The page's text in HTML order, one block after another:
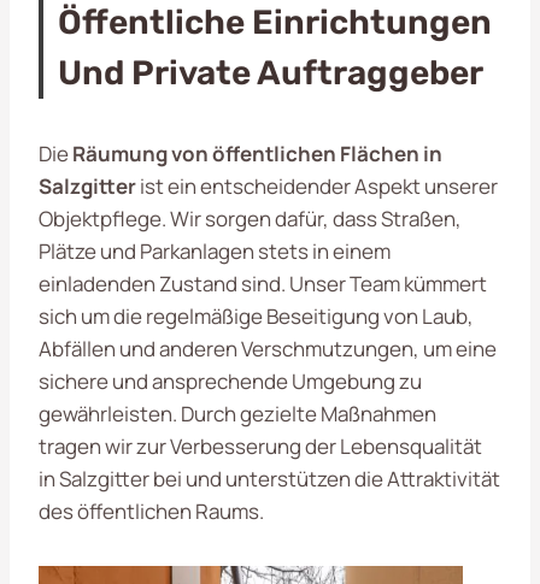
Öffentliche Einrichtungen
Und Private Auftraggeber
DieRäumung von öffentlichen Flächen in
Salzgitterist ein entscheidender Aspekt unserer
Objektpflege. Wir sorgen dafür, dass Straßen,
Plätze und Parkanlagen stets in einem
einladenden Zustand sind. Unser Team kümmert
sich um die regelmäßige Beseitigung von Laub,
Abfällen und anderen Verschmutzungen, um eine
sichere und ansprechende Umgebung zu
gewährleisten. Durch gezielte Maßnahmen
tragen wir zur Verbesserung der Lebensqualität
in Salzgitter bei und unterstützen die Attraktivität
des öffentlichen Raums.